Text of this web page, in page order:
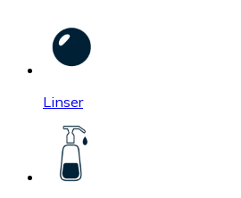
Linser